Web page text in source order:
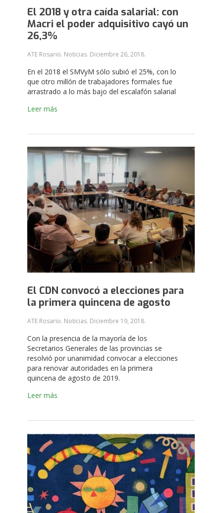
El 2018 y otra caída salarial: con
Macri el poder adquisitivo cayó un
26,3%
ATE Rosario. Noticias. Diciembre 26, 2018.
En el 2018 el SMVyM sólo subió el 25%, con lo
que otro millón de trabajadores formales fue
arrastrado a lo más bajo del escalafón salarial
Leer más
El CDN convocó a elecciones para
la primera quincena de agosto
ATE Rosario. Noticias. Diciembre 19, 2018.
Con la presencia de la mayoría de los
Secretarios Generales de las provincias se
resolvió por unanimidad convocar a elecciones
para renovar autoridades en la primera
quincena de agosto de 2019.
Leer más